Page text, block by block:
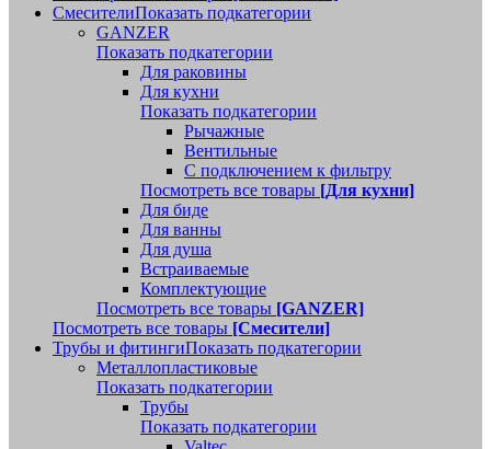
СмесителиПоказать подкатегории
GANZER
Показать подкатегории
Для раковины
Для кухни
Показать подкатегории
Рычажные
Вентильные
С подключением к фильтру
Посмотреть все товары [Для кухни]
Для биде
Для ванны
Для душа
Встраиваемые
Комплектующие
Посмотреть все товары [GANZER]
Посмотреть все товары [Смесители]
Трубы и фитингиПоказать подкатегории
Металлопластиковые
Показать подкатегории
Трубы
Показать подкатегории